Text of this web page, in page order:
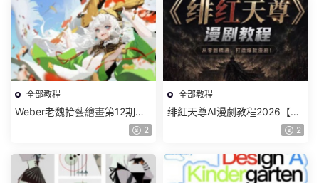
全部教程
Weber老魏拾藝繪畫第12期角
色特訓班【畫質不錯隻有視
2
全部教程
绯紅天尊AI漫劇教程2026【畫
2